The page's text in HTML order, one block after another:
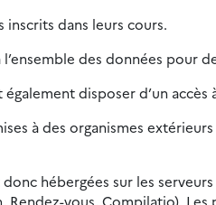
inscrits dans leurs cours.
des données pour
disposer d’un
à des organismes
hébergées sur les
vous, Compilatio).